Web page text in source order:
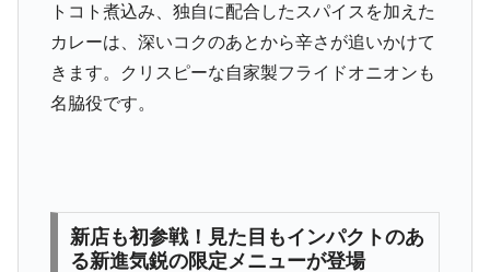
トコト煮込み、独自に配合したスパイスを加えた
カレーは、深いコクのあとから辛さが追いかけて
きます。クリスピーな自家製フライドオニオンも
名脇役です。
新店も初参戦！見た目もインパクトのあ
る新進気鋭の限定メニューが登場